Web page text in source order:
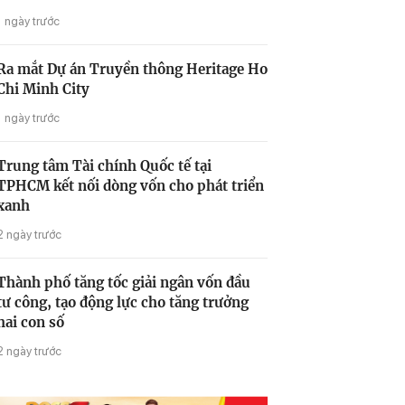
ngày trước
mắt Dự án Truyền thông Heritage Ho
Minh City
ngày trước
tâm Tài chính Quốc tế tại
kết nối dòng vốn cho phát triển
ngày trước
phố tăng tốc giải ngân vốn đầu
công, tạo động lực cho tăng trưởng
con số
ngày trước